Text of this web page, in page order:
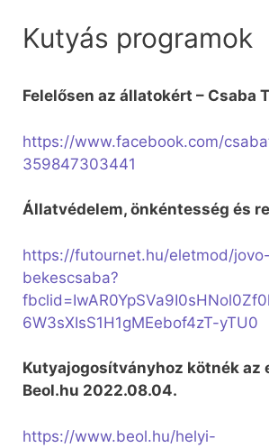
Kutyás programok
Felelősen az állatokért – Csaba
https://www.facebook.com/
359847303441
Állatvédelem, önkéntesség és
https://futournet.hu/eletmod/
bekescsaba?
6W3sXIsS1H1gMEebof4zT-yTU0
Kutyajogosítványhoz kötnék az
Beol.hu 2022.08.04.
https://www.beol.hu/helyi-